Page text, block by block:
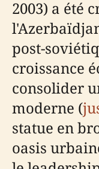
2003) a été
post-
croissance
consolider
moderne (
statue en
oasis